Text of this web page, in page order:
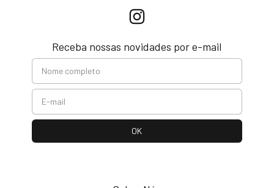
Receba nossas novidades por e-mail